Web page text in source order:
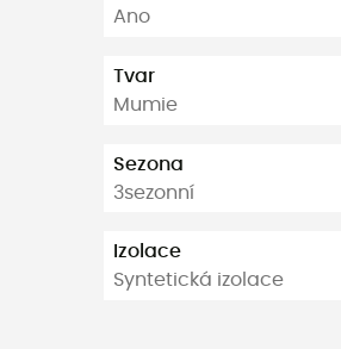
Ano
Tvar
Mumie
Sezona
3sezonní
Izolace
Syntetická izolace